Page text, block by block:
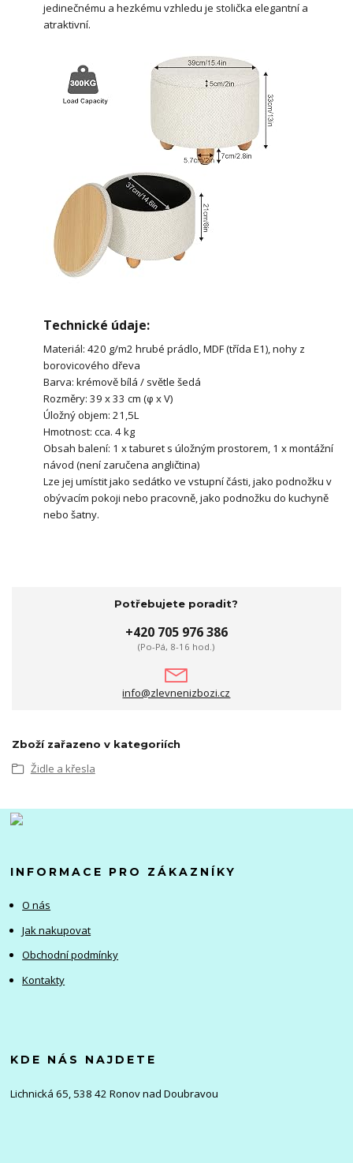
jedinečnému a hezkému vzhledu je stolička elegantní a
atraktivní.
Technické údaje:
Materiál: 420 g/m2 hrubé prádlo, MDF (třída E1), nohy z
borovicového dřeva
Barva: krémově bílá / světle šedá
Rozměry: 39 x 33 cm (φ x V)
Úložný objem: 21,5L
Hmotnost: cca. 4 kg
Obsah balení: 1 x taburet s úložným prostorem, 1 x montážní
návod (není zaručena angličtina)
Lze jej umístit jako sedátko ve vstupní části, jako podnožku v
obývacím pokoji nebo pracovně, jako podnožku do kuchyně
nebo šatny.
Potřebujete poradit?
+420 705 976 386
(Po-Pá, 8-16 hod.)
info@zlevnenizbozi.cz
Zboží zařazeno v kategoriích
Židle a křesla
INFORMACE PRO ZÁKAZNÍKY
O nás
Jak nakupovat
Obchodní podmínky
Kontakty
KDE NÁS NAJDETE
Lichnická 65, 538 42 Ronov nad Doubravou